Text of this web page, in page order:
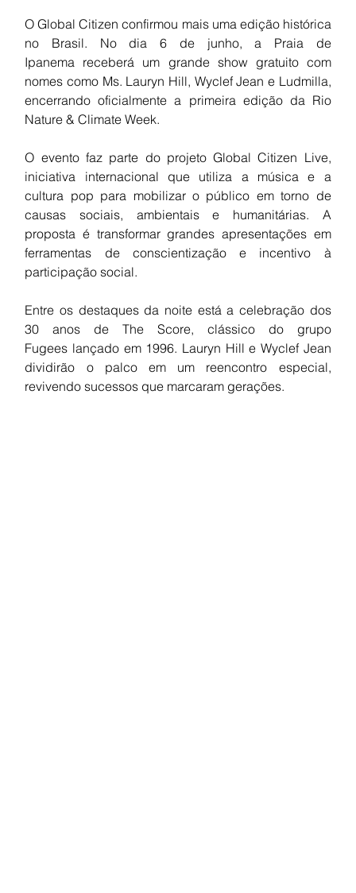
O Global Citizen confirmou mais uma edição histórica
no Brasil. No dia 6 de junho, a Praia de
Ipanema receberá um grande show gratuito com
nomes como Ms. Lauryn Hill, Wyclef Jean e Ludmilla,
encerrando oficialmente a primeira edição da Rio
Nature & Climate Week.
O evento faz parte do projeto Global Citizen Live,
iniciativa internacional que utiliza a música e a
cultura pop para mobilizar o público em torno de
causas sociais, ambientais e humanitárias. A
proposta é transformar grandes apresentações em
ferramentas de conscientização e incentivo à
participação social.
Entre os destaques da noite está a celebração dos
30 anos de The Score, clássico do grupo
Fugees lançado em 1996. Lauryn Hill e Wyclef Jean
dividirão o palco em um reencontro especial,
revivendo sucessos que marcaram gerações.